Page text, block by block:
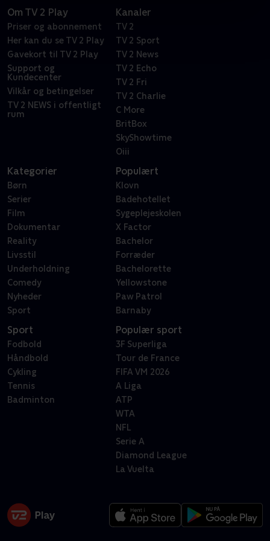
Om TV 2 Play
Priser og abonnement
Her kan du se TV 2 Play
Gavekort til TV 2 Play
Support og
Kundecenter
Vilkår og betingelser
TV 2 NEWS i offentligt
rum
Kanaler
TV 2
TV 2 Sport
TV 2 News
TV 2 Echo
TV 2 Fri
TV 2 Charlie
C More
BritBox
SkyShowtime
Oiii
Kategorier
Børn
Serier
Film
Dokumentar
Reality
Livsstil
Underholdning
Comedy
Nyheder
Sport
Populært
Klovn
Badehotellet
Sygeplejeskolen
X Factor
Bachelor
Forræder
Bachelorette
Yellowstone
Paw Patrol
Barnaby
Sport
Fodbold
Håndbold
Cykling
Tennis
Badminton
Populær sport
3F Superliga
Tour de France
FIFA VM 2026
A Liga
ATP
WTA
NFL
Serie A
Diamond League
La Vuelta